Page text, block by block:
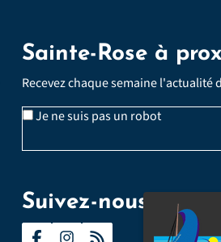
Sainte-Rose à
Recevez chaque semaine l'actualité
Je ne suis pas un robotEmail
Suivez-nous